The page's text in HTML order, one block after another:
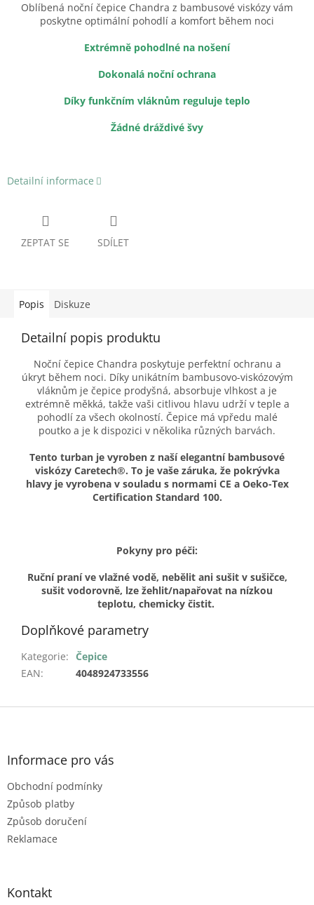
Oblíbená noční čepice Chandra z bambusové viskózy vám
poskytne optimální pohodlí a komfort během noci
Extrémně pohodlné na nošení
Dokonalá noční ochrana
Díky funkčním vláknům reguluje teplo
Žádné dráždivé švy
Detailní informace
ZEPTAT SE SDÍLET
Popis Diskuze
Detailní popis produktu
Noční čepice Chandra poskytuje perfektní ochranu a
úkryt během noci. Díky unikátním bambusovo-viskózovým
vláknům je čepice prodyšná, absorbuje vlhkost a je
extrémně měkká, takže vaši citlivou hlavu udrží v teple a
pohodlí za všech okolností. Čepice má vpředu malé
poutko a je k dispozici v několika různých barvách.
Tento turban je vyroben z naší elegantní bambusové
viskózy Caretech®. To je vaše záruka, že pokrývka
hlavy je vyrobena v souladu s normami CE a Oeko-Tex
Certification Standard 100.
Pokyny pro péči:
Ruční praní ve vlažné vodě, nebělit ani sušit v sušičce,
sušit vodorovně, lze žehlit/napařovat na nízkou
teplotu, chemicky čistit.
Doplňkové parametry
Kategorie:
Čepice
EAN: 4048924733556
Z
Informace pro vás
Obchodní podmínky
Způsob platby
Způsob doručení
Reklamace
Kontakt